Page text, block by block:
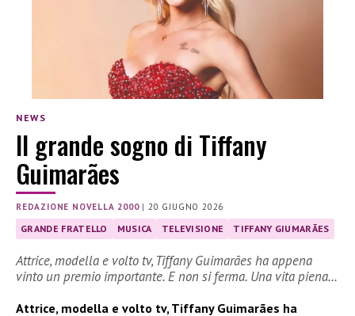
NEWS
Il grande sogno di Tiffany
Guimarães
REDAZIONE NOVELLA 2000|20 GIUGNO 2026
GRANDE FRATELLO MUSICA TELEVISIONE TIFFANY GIUMARÃES
Attrice, modella e volto tv, Tiffany Guimarães ha appena
vinto un premio importante. E non si ferma. Una vita piena…
Attrice, modella e volto tv, Tiffany Guimarães ha